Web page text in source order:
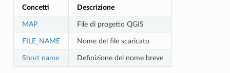
Concetti Descrizione
MAP File di progetto QGIS
FILE_NAME Nome del file scaricato
Short name Definizione del nome breve